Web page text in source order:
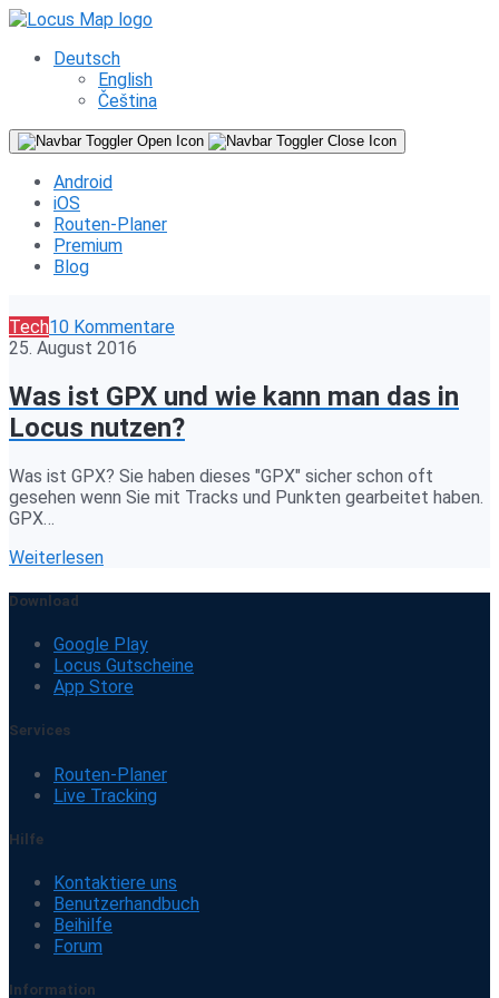
Deutsch
English
Čeština
Android
iOS
Routen-Planer
Premium
Blog
Tech10 Kommentare
25. August 2016
Was ist GPX und wie kann man das in
Locus nutzen?
Was ist GPX? Sie haben dieses "GPX" sicher schon oft
gesehen wenn Sie mit Tracks und Punkten gearbeitet haben.
GPX…
Weiterlesen
Download
Google Play
Locus Gutscheine
App Store
Services
Routen-Planer
Live Tracking
Hilfe
Kontaktiere uns
Benutzerhandbuch
Beihilfe
Forum
Information